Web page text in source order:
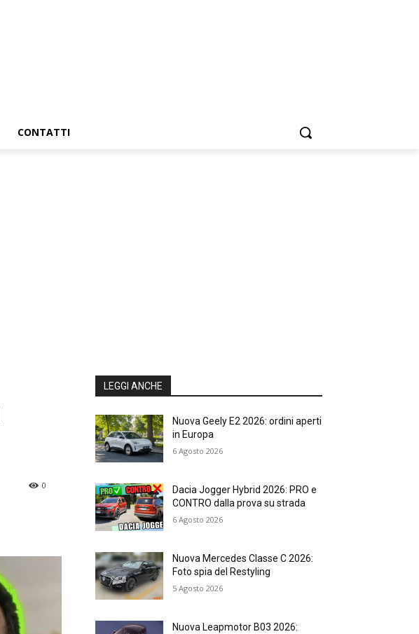
CONTATTI
0
LEGGI ANCHE
Nuova Geely E2 2026: ordini aperti
in Europa
6 Agosto 2026
Dacia Jogger Hybrid 2026: PRO e
CONTRO dalla prova su strada
6 Agosto 2026
Nuova Mercedes Classe C 2026:
Foto spia del Restyling
5 Agosto 2026
Nuova Leapmotor B03 2026: